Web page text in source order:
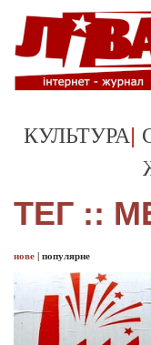
КУЛЬТУРА|
ТЕГ ::
нове | популярне